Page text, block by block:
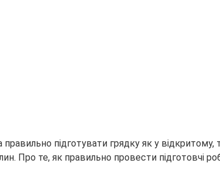
підготувати грядку як у
Про те, як правильно провести підготовчі